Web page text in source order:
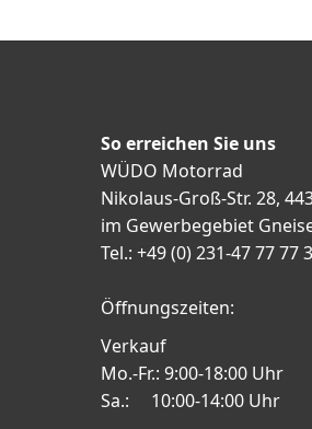
So erreichen Sie uns
WÜDO Motorrad
Nikolaus-Groß-Str. 28,
im Gewerbegebiet
Tel.: +49 (0) 231-47 77 77
Öffnungszeiten:
Verkauf
Mo.-Fr.: 9:00-18:00 Uhr
Sa.: 10:00-14:00 Uhr